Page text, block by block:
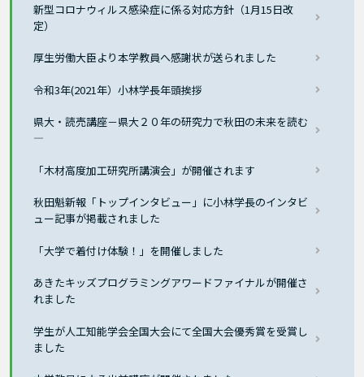
新型コロナウィルス感染症に係る対応方針（1月15日改
定）
厚生労働大臣より本学教員へ感謝状が送られました
令和3年(2021年）小林学長年頭挨拶
県大・読売講座－県大２０年の研究力で秋田の未来を読む
―
「木材高度加工研究所講演会」が開催されます
秋田魁新報「トップインタビュー」に小林学長のインタビ
ュー記事が掲載されました
「大学で着付け体験！」を開催しました
あきたキッズプログラミングアワードファイナルが開催さ
れました
学生が人工知能学会全国大会にて全国大会優秀賞を受賞し
ました